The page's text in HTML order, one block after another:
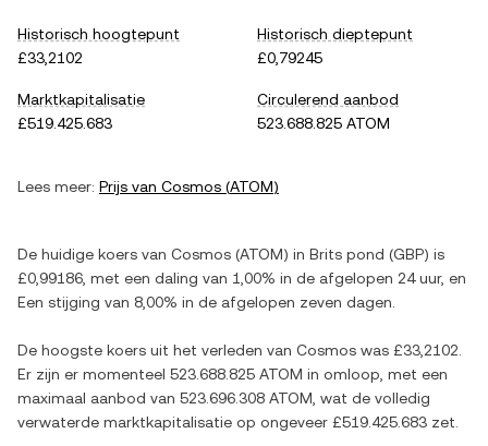
Historisch hoogtepunt
£33,2102
Historisch dieptepunt
£0,79245
Marktkapitalisatie
£519.425.683
Circulerend aanbod
523.688.825 ATOM
Lees meer: Prijs van Cosmos (ATOM)
De huidige koers van Cosmos (ATOM) in Brits pond (GBP) is
£0,99186 , met een daling van 1,00% in de afgelopen 24 uur, en
Een stijging van 8,00% in de afgelopen zeven dagen.
De hoogste koers uit het verleden van Cosmos was £33,2102
Er zijn er momenteel 523.688.825 ATOM in omloop, met een
maximaal aanbod van 523.696.308 ATOM , wat de volledig
verwaterde marktkapitalisatie op ongeveer £519.425.683 zet.